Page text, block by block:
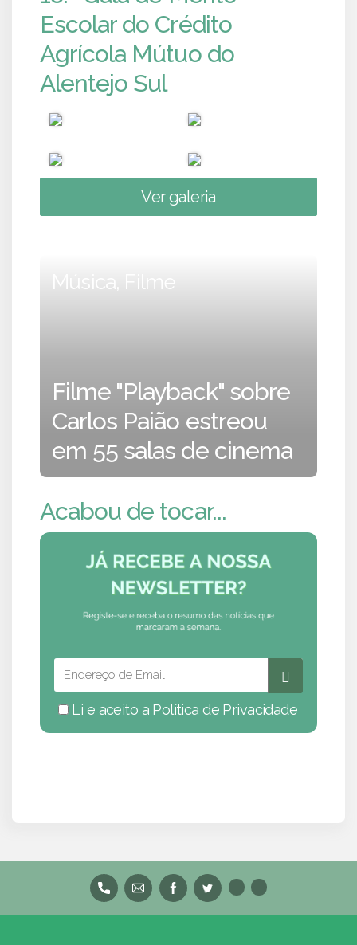
Escolar do Crédito
Agrícola Mútuo do
Alentejo Sul
Ver galeria
Música, Filme
Filme "Playback" sobre
Carlos Paião estreou
em 55 salas de cinema
Acabou de tocar...
Li e aceito a Política de Privacidade